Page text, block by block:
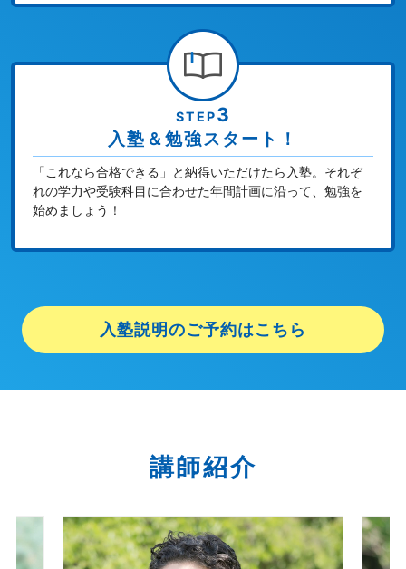
STEP3
入塾＆勉強スタート！
「これなら合格できる」と納得いただけたら入塾。それぞ
れの学力や受験科目に合わせた年間計画に沿って、勉強を
始めましょう！
入塾説明のご予約はこちら
講師紹介